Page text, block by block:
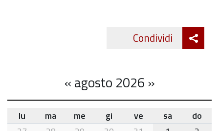
Condividi
«agosto 2026 »
lu ma me gi ve sa
do